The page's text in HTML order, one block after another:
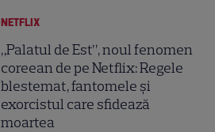
NETFLIX
„Palatul de Est”, noul fenomen
coreean de pe Netflix: Regele
blestemat, fantomele și
exorcistul care sfidează
moartea